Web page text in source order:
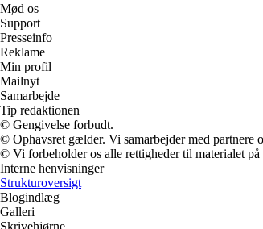
Mød os
Support
Presseinfo
Reklame
Min profil
Mailnyt
Samarbejde
Tip redaktionen
© Gengivelse forbudt.
© Ophavsret gælder. Vi samarbejder med partnere
© Vi forbeholder os alle rettigheder til materialet
Interne henvisninger
Strukturoversigt
Blogindlæg
Galleri
Skrivehjørne